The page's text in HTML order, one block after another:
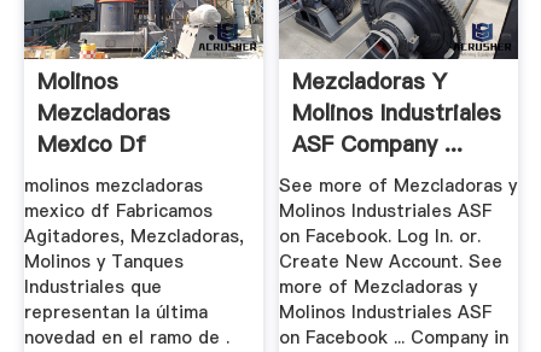
Molinos
Mezcladoras
Mexico Df
molinos mezcladoras
mexico df Fabricamos
Agitadores, Mezcladoras,
Molinos y Tanques
Industriales que
representan la última
novedad en el ramo de .
Mezcladoras Y
Molinos Industriales
ASF Company ...
See more of Mezcladoras y
Molinos Industriales ASF
on Facebook. Log In. or.
Create New Account. See
more of Mezcladoras y
Molinos Industriales ASF
on Facebook ... Company in